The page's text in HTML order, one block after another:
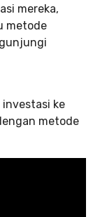
mereka,
metode
investasi ke
metode